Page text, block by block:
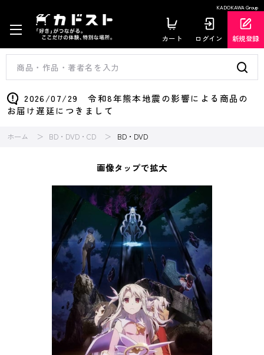
KADOKAWA Group
カート ログイン 新規登録
2026/07/29 令和8年熊本地震の影響による商品の
お届け遅延につきまして
ホーム BD・DVD・CD BD・DVD
画像タップで拡大